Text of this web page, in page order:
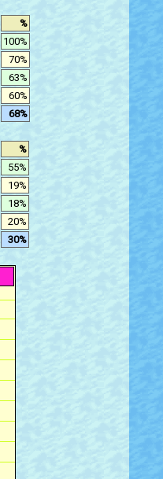
%
100%
70%
63%
60%
68%
%
55%
19%
18%
20%
30%